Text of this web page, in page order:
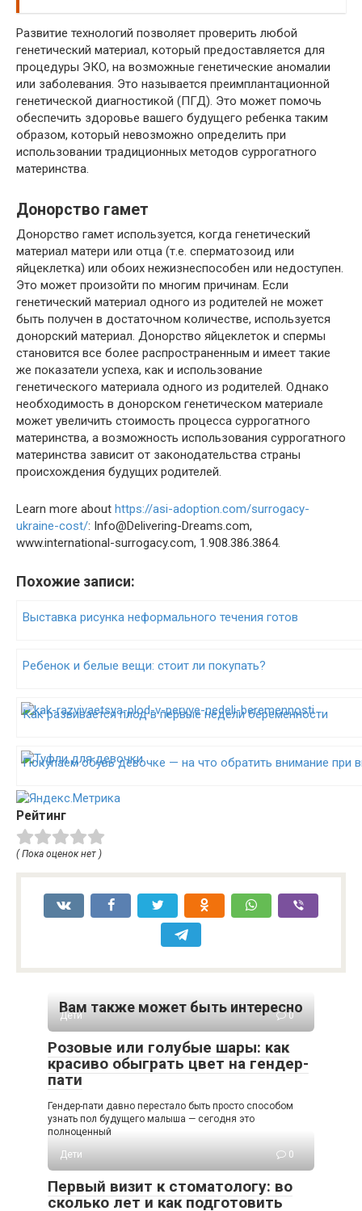
Развитие технологий позволяет проверить любой
генетический материал, который предоставляется для
процедуры ЭКО, на возможные генетические аномалии
или заболевания. Это называется преимплантационной
генетической диагностикой (ПГД). Это может помочь
обеспечить здоровье вашего будущего ребенка таким
образом, который невозможно определить при
использовании традиционных методов суррогатного
материнства.
Донорство гамет
Донорство гамет используется, когда генетический
материал матери или отца (т.е. сперматозоид или
яйцеклетка) или обоих нежизнеспособен или недоступен.
Это может произойти по многим причинам. Если
генетический материал одного из родителей не может
быть получен в достаточном количестве, используется
донорский материал. Донорство яйцеклеток и спермы
становится все более распространенным и имеет такие
же показатели успеха, как и использование
генетического материала одного из родителей. Однако
необходимость в донорском генетическом материале
может увеличить стоимость процесса суррогатного
материнства, а возможность использования суррогатного
материнства зависит от законодательства страны
происхождения будущих родителей.
Learn more about https://asi-adoption.com/surrogacy-
ukraine-cost/: Info@Delivering-Dreams.com,
www.international-surrogacy.com, 1.908.386.3864.
Похожие записи:
Выставка рисунка неформального течения готов
Ребенок и белые вещи: стоит ли покупать?
Как развивается плод в первые недели беременности
Покупаем обувь девочке — на что обратить внимание при
Рейтинг
( Пока оценок нет )
Вам также может быть интересно
Дети 0
Розовые или голубые шары: как
красиво обыграть цвет на гендер-
пати
Гендер-пати давно перестало быть просто способом
узнать пол будущего малыша — сегодня это
полноценный
Дети
0
Первый визит к стоматологу: во
сколько лет и как подготовить